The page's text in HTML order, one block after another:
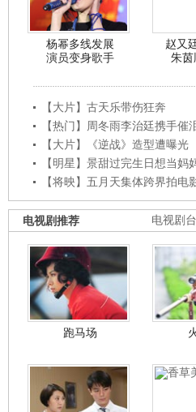
杨幂多线发展
演员变身歌手
赵又
朱茵
【大片】古天乐带伤狂奔
【热门】周冬雨李治廷携手催
【大片】《逆战》造型遭曝光
【明星】景甜过完生日想当妈
【将映】五月天集体跨界拍电
电视剧台
电视剧推荐
跑马场